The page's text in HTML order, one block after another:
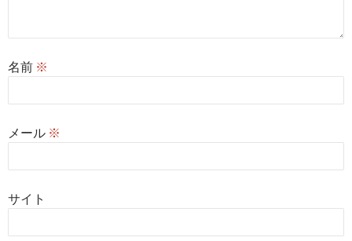
名前 ※
メール ※
サイト